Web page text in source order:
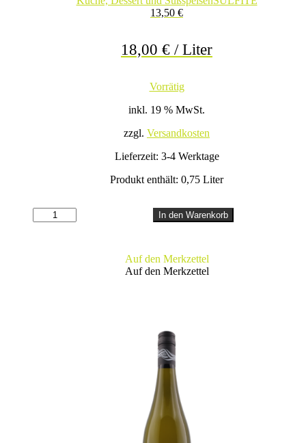
13,50 €
18,00 € / Liter
Vorrätig
inkl. 19 % MwSt.
zzgl. Versandkosten
Lieferzeit: 3-4 Werktage
Produkt enthält: 0,75 Liter
RIESLANER
Menge
In den Warenkorb
Auf den Merkzettel
Auf den Merkzettel